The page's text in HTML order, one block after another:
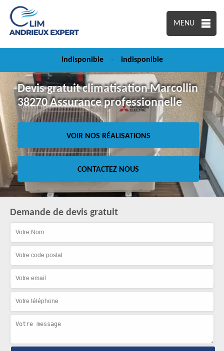
MENU
indisponible - indisponible
Devis gratuit climatisation Marcollin
38270 Assurance professionnelle
VOIR NOS RÉALISATIONS
CONTACTEZ NOUS
Demande de devis gratuit